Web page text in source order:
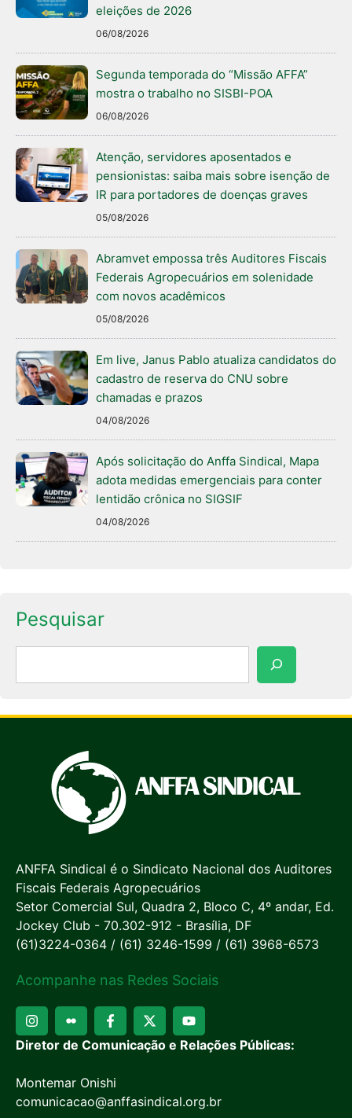
eleições de 2026
06/08/2026
Segunda temporada do “Missão AFFA”
mostra o trabalho no SISBI-POA
06/08/2026
Atenção, servidores aposentados e
pensionistas: saiba mais sobre isenção de
IR para portadores de doenças graves
05/08/2026
Abramvet empossa três Auditores Fiscais
Federais Agropecuários em solenidade
com novos acadêmicos
05/08/2026
Em live, Janus Pablo atualiza candidatos do
cadastro de reserva do CNU sobre
chamadas e prazos
04/08/2026
Após solicitação do Anffa Sindical, Mapa
adota medidas emergenciais para conter
lentidão crônica no SIGSIF
04/08/2026
Pesquisar
ANFFA Sindical é o Sindicato Nacional dos Auditores
Fiscais Federais Agropecuários
Setor Comercial Sul, Quadra 2, Bloco C, 4º andar, Ed.
Jockey Club - 70.302-912 - Brasília, DF
(61)3224-0364 / (61) 3246-1599 / (61) 3968-6573
Acompanhe nas Redes Sociais
Diretor de Comunicação e Relações Públicas:
Montemar Onishi
comunicacao@anffasindical.org.br